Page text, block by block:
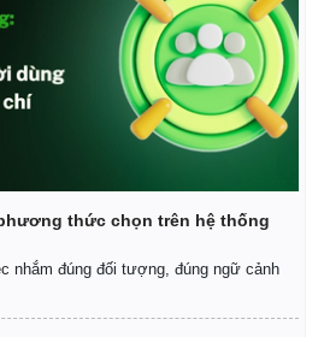
Tiêu dùng
Tỷ giá
Chứng khoán
Giá cà phê
thức chọn trên hệ thống
nhắm đúng đối tượng, đúng ngữ cảnh